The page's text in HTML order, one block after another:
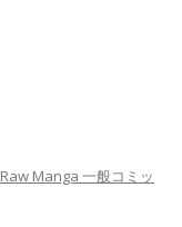
Raw Manga 一般コミッ